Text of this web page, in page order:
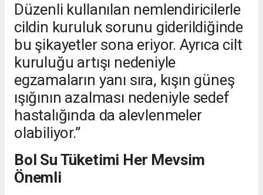
Düzenli kullanılan nemlendiricilerle
cildin kuruluk sorunu giderildiğinde
bu şikayetler sona eriyor. Ayrıca cilt
kuruluğu artışı nedeniyle
egzamaların yanı sıra, kışın güneş
ışığının azalması nedeniyle sedef
hastalığında da alevlenmeler
olabiliyor.”
Bol Su Tüketimi Her Mevsim
Önemli